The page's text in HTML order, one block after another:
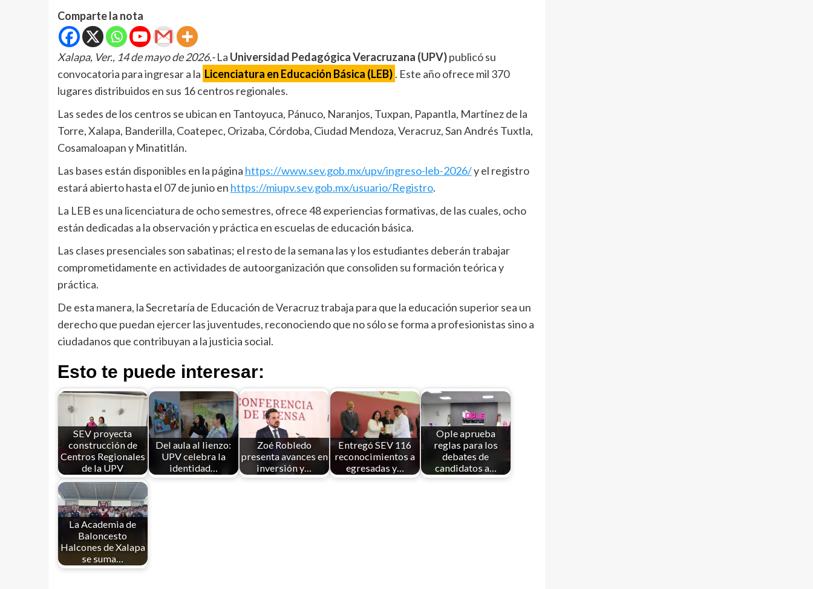
Comparte la nota
Xalapa, Ver., 14 de mayo de 2026.-La Universidad Pedagógica Veracruzana (UPV)publicó su
convocatoria para ingresar a la Licenciatura en Educación Básica (LEB) . Este año ofrece mil 370
lugares distribuidos en sus 16 centros regionales.
Las sedes de los centros se ubican en Tantoyuca, Pánuco, Naranjos, Tuxpan, Papantla, Martínez de la
Torre, Xalapa, Banderilla, Coatepec, Orizaba, Córdoba, Ciudad Mendoza, Veracruz, San Andrés Tuxtla,
Cosamaloapan y Minatitlán.
Las bases están disponibles en la página https://www.sev.gob.mx/upv/ingreso-leb-2026/y el registro
estará abierto hasta el 07 de junio en https://miupv.sev.gob.mx/usuario/Registro.
La LEB es una licenciatura de ocho semestres, ofrece 48 experiencias formativas, de las cuales, ocho
están dedicadas a la observación y práctica en escuelas de educación básica.
Las clases presenciales son sabatinas; el resto de la semana las y los estudiantes deberán trabajar
comprometidamente en actividades de autoorganización que consoliden su formación teórica y
práctica.
De esta manera, la Secretaría de Educación de Veracruz trabaja para que la educación superior sea un
derecho que puedan ejercer las juventudes, reconociendo que no sólo se forma a profesionistas sino a
ciudadanos que contribuyan a la justicia social.
Esto te puede interesar:
SEV proyecta
construcción de
Centros Regionales
de la UPV
Del aula al lienzo:
UPV celebra la
identidad…
Zoé Robledo
presenta avances en
inversión y…
Entregó SEV 116
reconocimientos a
egresadas y…
Ople aprueba
reglas para los
debates de
candidatos a…
La Academia de
Baloncesto
Halcones de Xalapa
se suma…